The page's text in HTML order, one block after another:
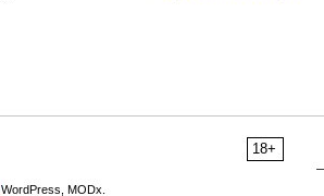
18+
WordPress, MODx.